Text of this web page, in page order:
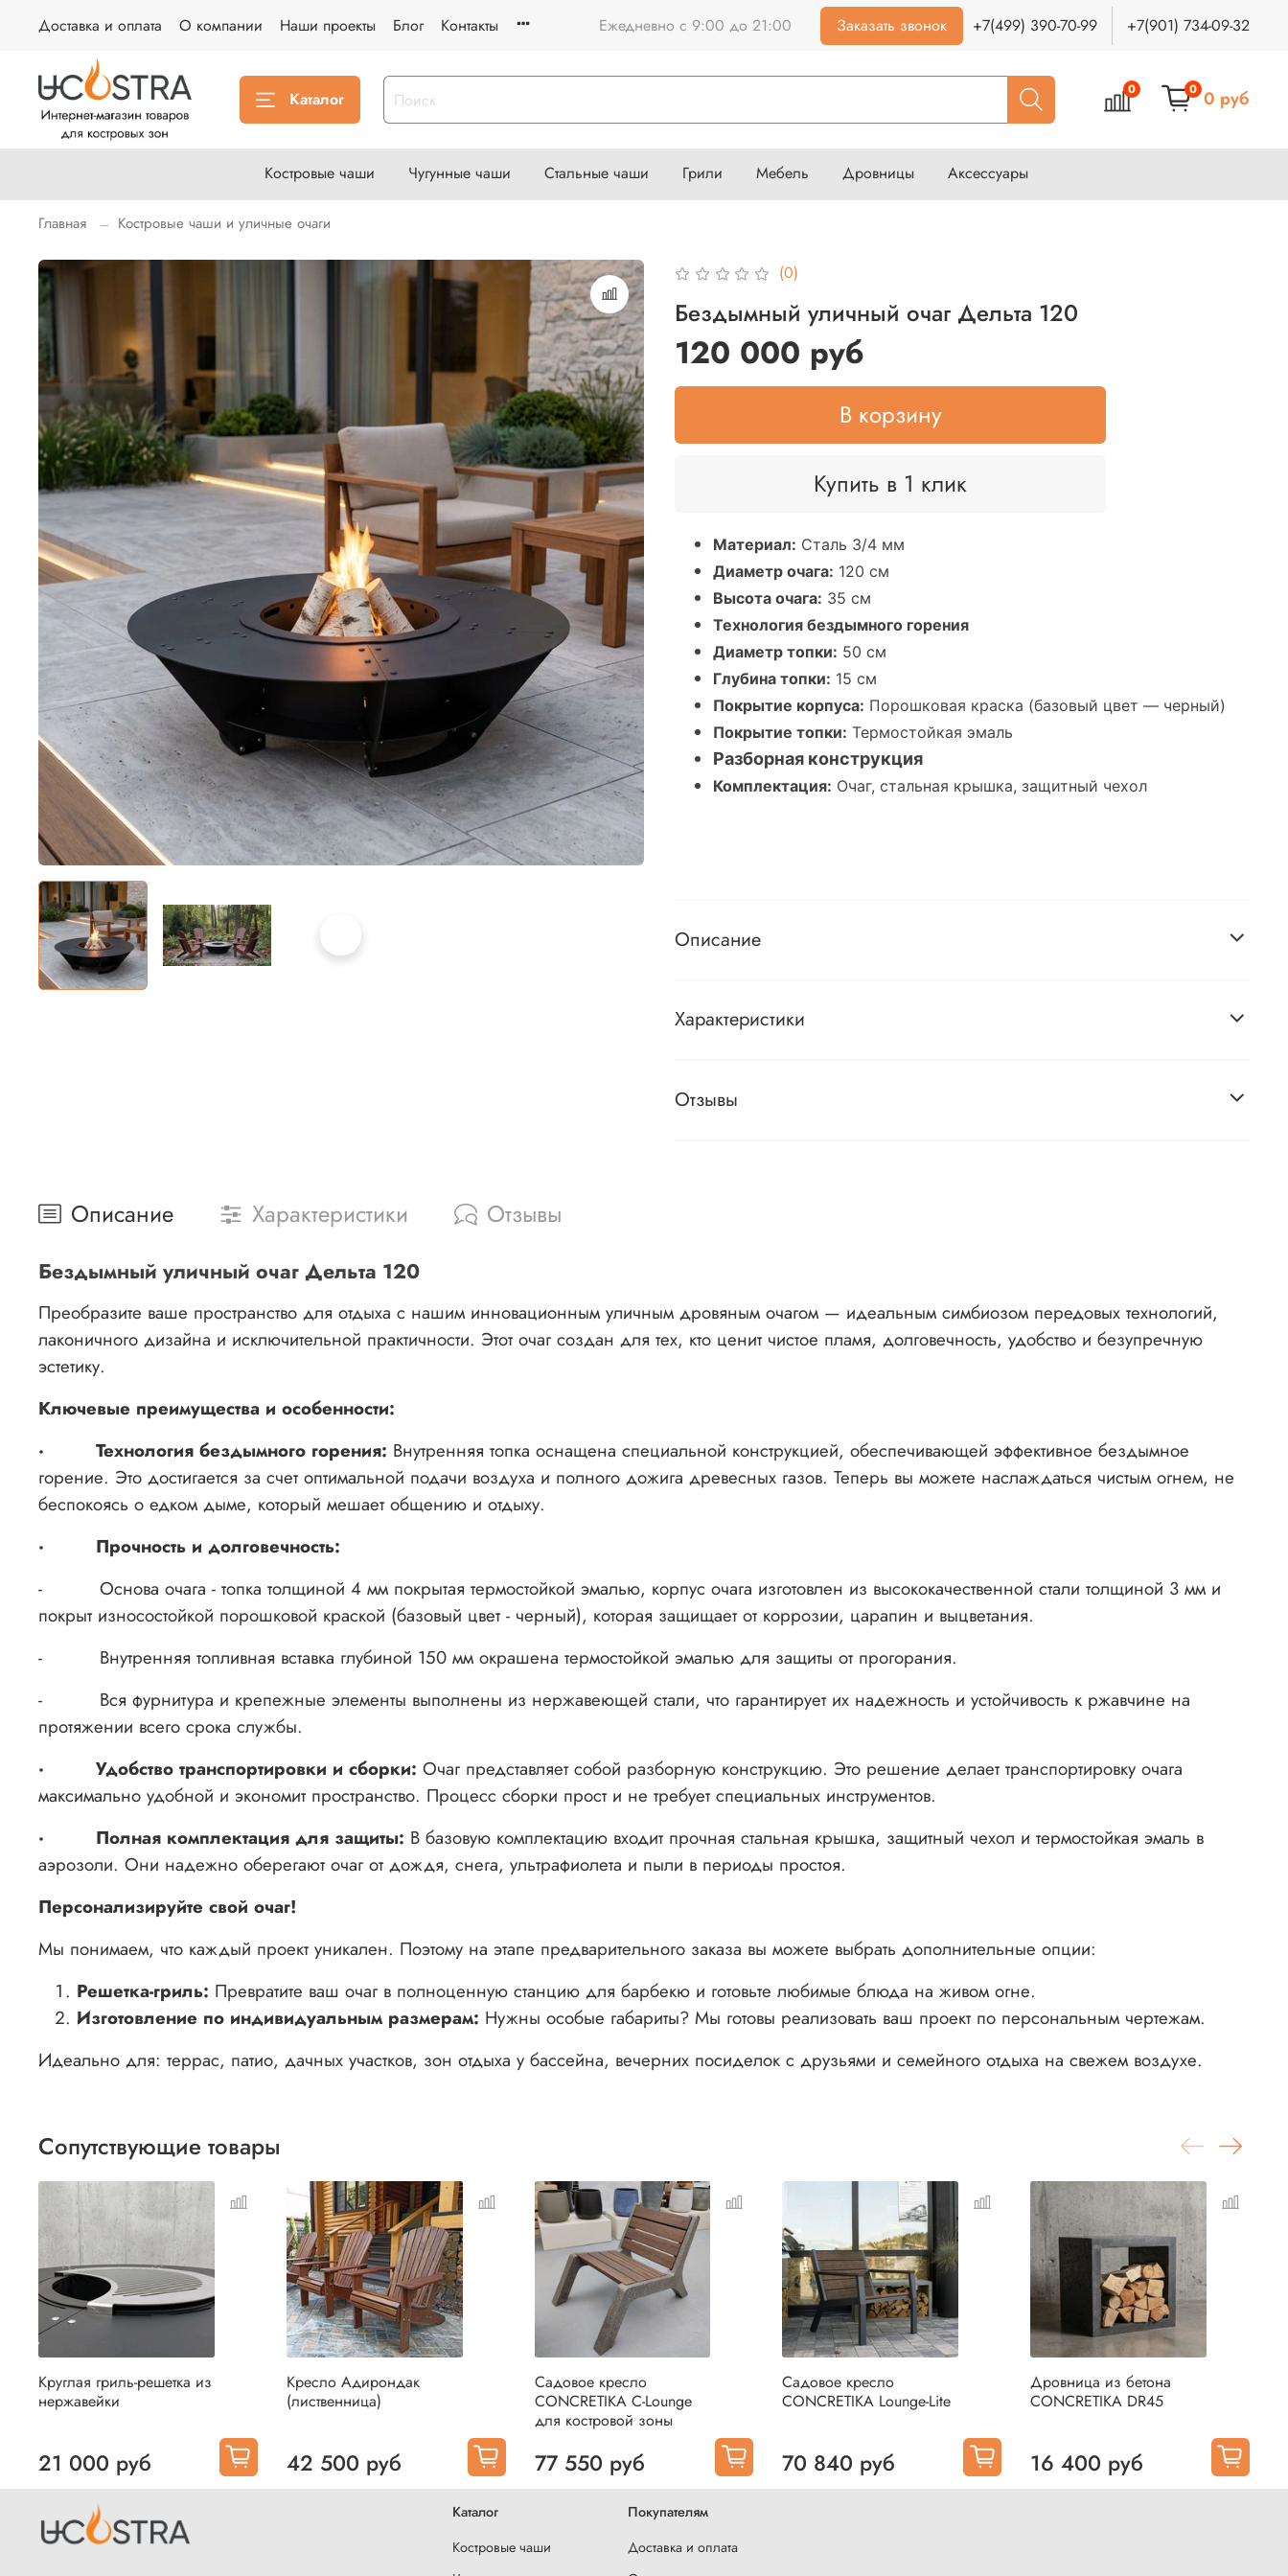
Доставка и оплата О компании Наши проекты Блог Контакты Ежедневно с 9:00 до 21:00 Заказать звонок +7(499) 390-70-99 +7(901) 734-09-32
Каталог 0 0 0 руб
Костровые чаши Чугунные чаши Стальные чаши Грили Мебель Дровницы Аксессуары
Главная Костровые чаши и уличные очаги
(0)
Бездымный уличный очаг Дельта 120
120 000 руб
В корзину
Купить в 1 клик
Материал: Сталь 3/4 мм
Диаметр очага: 120 см
Высота очага: 35 см
Технология бездымного горения
Диаметр топки: 50 см
Глубина топки: 15 см
Покрытие корпуса: Порошковая краска (базовый цвет — черный)
Покрытие топки: Термостойкая эмаль
Разборная конструкция
Комплектация: Очаг, стальная крышка, защитный чехол
Описание
Характеристики
Отзывы
Описание Характеристики Отзывы
Бездымный уличный очаг Дельта 120
Преобразите ваше пространство для отдыха с нашим инновационным уличным дровяным очагом — идеальным симбиозом передовых технологий,
лаконичного дизайна и исключительной практичности. Этот очаг создан для тех, кто ценит чистое пламя, долговечность, удобство и безупречную
эстетику.
Ключевые преимущества и особенности:
· Технология бездымного горения: Внутренняя топка оснащена специальной конструкцией, обеспечивающей эффективное бездымное
горение. Это достигается за счет оптимальной подачи воздуха и полного дожига древесных газов. Теперь вы можете наслаждаться чистым огнем, не
беспокоясь о едком дыме, который мешает общению и отдыху.
· Прочность и долговечность:
- Основа очага - топка толщиной 4 мм покрытая термостойкой эмалью, корпус очага изготовлен из высококачественной стали толщиной 3 мм и
покрыт износостойкой порошковой краской (базовый цвет - черный), которая защищает от коррозии, царапин и выцветания.
- Внутренняя топливная вставка глубиной 150 мм окрашена термостойкой эмалью для защиты от прогорания.
- Вся фурнитура и крепежные элементы выполнены из нержавеющей стали, что гарантирует их надежность и устойчивость к ржавчине на
протяжении всего срока службы.
· Удобство транспортировки и сборки: Очаг представляет собой разборную конструкцию. Это решение делает транспортировку очага
максимально удобной и экономит пространство. Процесс сборки прост и не требует специальных инструментов.
· Полная комплектация для защиты: В базовую комплектацию входит прочная стальная крышка, защитный чехол и термостойкая эмаль в
аэрозоли. Они надежно оберегают очаг от дождя, снега, ультрафиолета и пыли в периоды простоя.
Персонализируйте свой очаг!
Мы понимаем, что каждый проект уникален. Поэтому на этапе предварительного заказа вы можете выбрать дополнительные опции:
Решетка-гриль: Превратите ваш очаг в полноценную станцию для барбекю и готовьте любимые блюда на живом огне.
Изготовление по индивидуальным размерам: Нужны особые габариты? Мы готовы реализовать ваш проект по персональным чертежам.
Идеально для: террас, патио, дачных участков, зон отдыха у бассейна, вечерних посиделок с друзьями и семейного отдыха на свежем воздухе.
Сопутствующие товары
Круглая гриль-решетка из
нержавейки
21 000 руб
Кресло Адирондак
(лиственница)
42 500 руб
Садовое кресло
CONCRETIKA C-Lounge
для костровой зоны
77 550 руб
Садовое кресло
CONCRETIKA Lounge-Lite
70 840 руб
Дровница из бетона
CONCRETIKA DR45
16 400 руб
Каталог
Костровые чаши
Покупателям
Доставка и оплата